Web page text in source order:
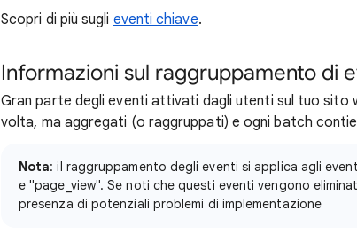
Scopri di più sugli eventi chiave.
Informazioni sul raggruppamento di
Gran parte degli eventi attivati dagli utenti sul tuo sito
volta, ma aggregati (o raggruppati) e ogni batch
Nota: il raggruppamento degli eventi si applica agli
e "page_view". Se noti che questi eventi vengono
presenza di potenziali problemi di implementazione